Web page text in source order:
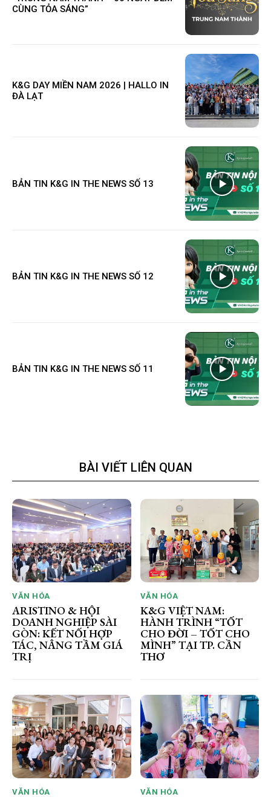
CÙNG TỎA SÁNG”
K&G DAY MIỀN NAM 2026 | HALLO IN
ĐÀ LẠT
BẢN TIN K&G IN THE NEWS SỐ 13
BẢN TIN K&G IN THE NEWS SỐ 12
BẢN TIN K&G IN THE NEWS SỐ 11
BÀI VIẾT LIÊN QUAN
VĂN HÓA
ARISTINO & HỘI
DOANH NGHIỆP SÀI
GÒN: KẾT NỐI HỢP
TÁC, NÂNG TẦM GIÁ
TRỊ
VĂN HÓA
K&G VIỆT NAM:
HÀNH TRÌNH “TỐT
CHO ĐỜI – TỐT CHO
MÌNH” TẠI TP. CẦN
THƠ
VĂN HÓA VĂN HÓA